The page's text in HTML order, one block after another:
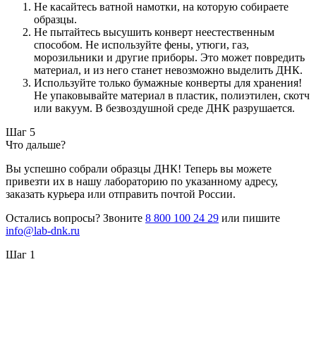
Не касайтесь ватной намотки, на которую собираете
образцы.
Не пытайтесь высушить конверт неестественным
способом. Не используйте фены, утюги, газ,
морозильники и другие приборы. Это может повредить
материал, и из него станет невозможно выделить ДНК.
Используйте только бумажные конверты для хранения!
Не упаковывайте материал в пластик, полиэтилен, скотч
или вакуум. В безвоздушной среде ДНК разрушается.
Шаг 5
Что дальше?
Вы успешно собрали образцы ДНК! Теперь вы можете
привезти их в нашу лабораторию по указанному адресу,
заказать курьера или отправить почтой России.
Остались вопросы? Звоните 8 800 100 24 29 или пишите
info@lab-dnk.ru
Шаг 1